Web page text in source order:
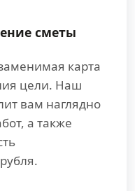
сметы
карта
цели. Наш
вам наглядно
а также